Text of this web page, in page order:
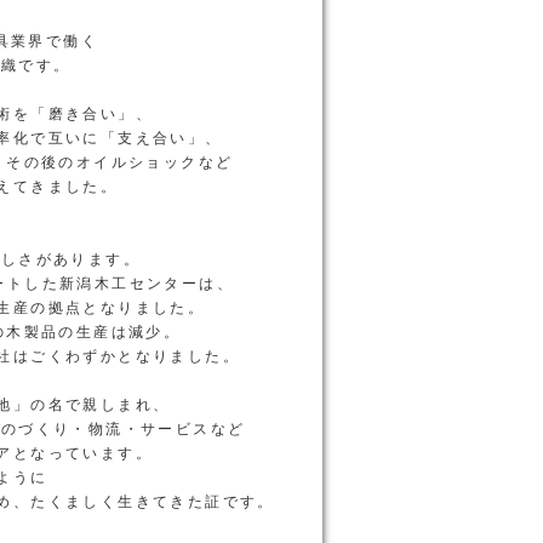
界で働く
です。
を「磨き合い」、
化で互いに「支え合い」、
の後のオイルショックなど
てきました。
さがあります。
した新潟木工センターは、
産の拠点となりました。
製品の生産は減少。
はごくわずかとなりました。
」の名で親しまれ、
づくり・物流・サービスなど
となっています。
うに
たくましく生きてきた証です。